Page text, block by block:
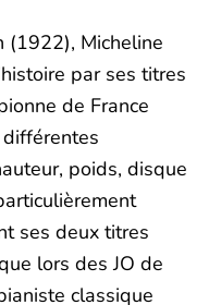
(1922), Micheline
par ses titres
de France
poids, disque
ses deux titres
lors des JO de
classique